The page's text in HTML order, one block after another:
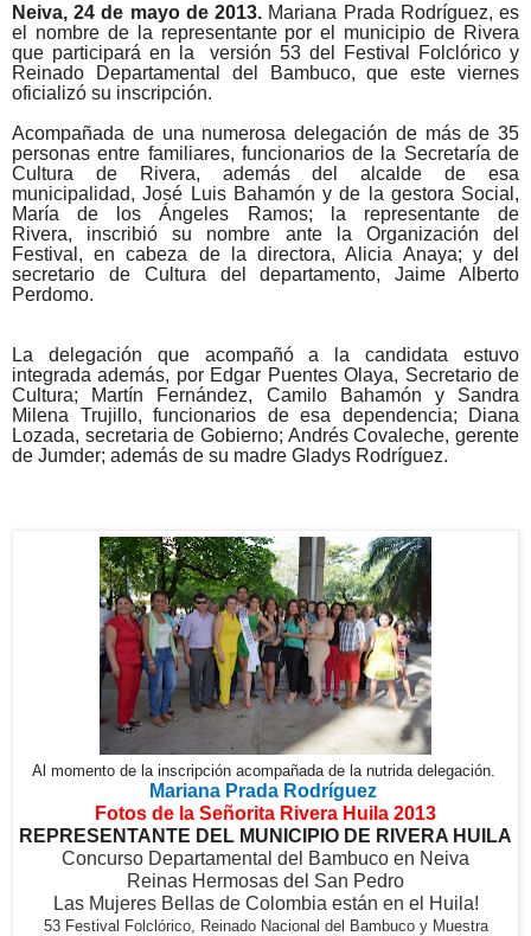
Neiva, 24 de mayo de 2013. Mariana Prada Rodríguez, es
el nombre de la representante por el municipio de Rivera
que participará en la versión 53 del Festival Folclórico y
Reinado Departamental del Bambuco, que este viernes
oficializó su inscripción.
Acompañada de una numerosa delegación de más de 35
personas entre familiares, funcionarios de la Secretaría de
Cultura de Rivera, además del alcalde de esa
municipalidad, José Luis Bahamón y de la gestora Social,
María de los Ángeles Ramos; la representante de
Rivera, inscribió su nombre ante la Organización del
Festival, en cabeza de la directora, Alicia Anaya; y del
secretario de Cultura del departamento, Jaime Alberto
Perdomo.
La delegación que acompañó a la candidata estuvo
integrada además, por Edgar Puentes Olaya, Secretario de
Cultura; Martín Fernández, Camilo Bahamón y Sandra
Milena Trujillo, funcionarios de esa dependencia; Diana
Lozada, secretaria de Gobierno; Andrés Covaleche, gerente
de Jumder; además de su madre Gladys Rodríguez.
Al momento de la inscripción acompañadade la nutrida delegación.
Mariana Prada Rodríguez
Fotos de la Señorita Rivera Huila 2013
REPRESENTANTE DEL MUNICIPIO DE RIVERA HUILA
Concurso Departamental del Bambuco en Neiva
Reinas Hermosas del San Pedro
Las Mujeres Bellas de Colombia están en el Huila!
53 Festival Folclórico, Reinado Nacional del Bambuco y Muestra